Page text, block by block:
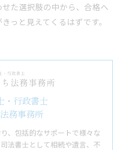
た選択肢の中から、合格へ
っと見えてくるはずです。
・行政書士
務事務所
、包括的なサポートで様々な
法書士として相続や遺言、不